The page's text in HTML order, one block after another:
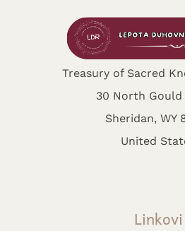
Treasury of Sacred
30 North
Sheridan, WY
United
Linkovi